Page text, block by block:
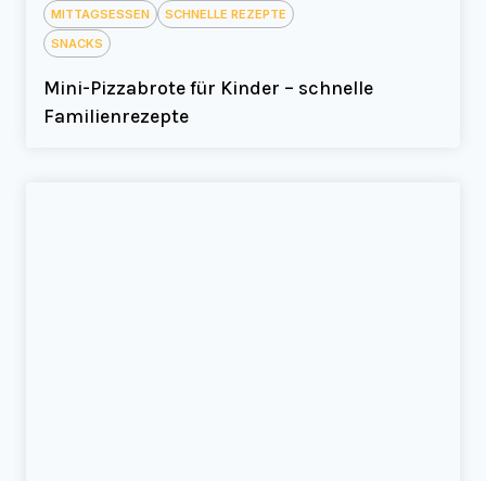
MITTAGSESSEN
SCHNELLE REZEPTE
SNACKS
Mini-Pizzabrote für Kinder – schnelle
Familienrezepte